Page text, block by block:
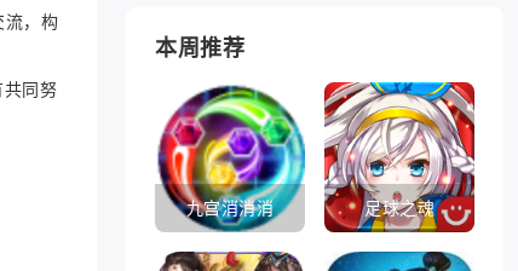
流，构
同努
本周推荐
九宫消消消 足球之魂